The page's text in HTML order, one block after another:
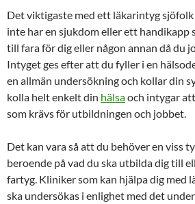
Det viktigaste med ett läkarintyg
inte har en sjukdom eller ett handikapp
till fara för dig eller någon annan då du
Intyget ges efter att du fyller i en
en allmän undersökning och kollar din
kolla helt enkelt din hälsaoch intygar
som krävs för utbildningen och jobbet.
Det kan vara så att du behöver en viss
beroende på vad du ska utbilda dig till
fartyg. Kliniker som kan hjälpa dig med
ska undersökas i enlighet med det